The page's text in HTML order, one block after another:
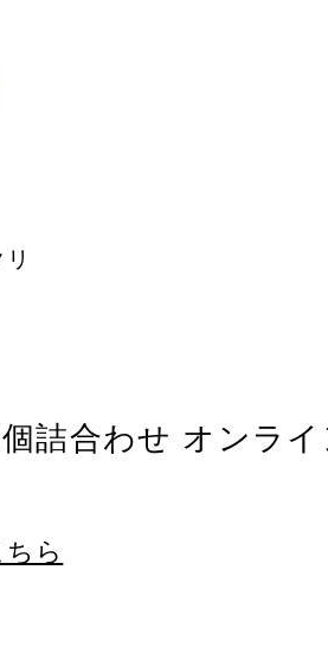
詰合わせ オンラ
ちら